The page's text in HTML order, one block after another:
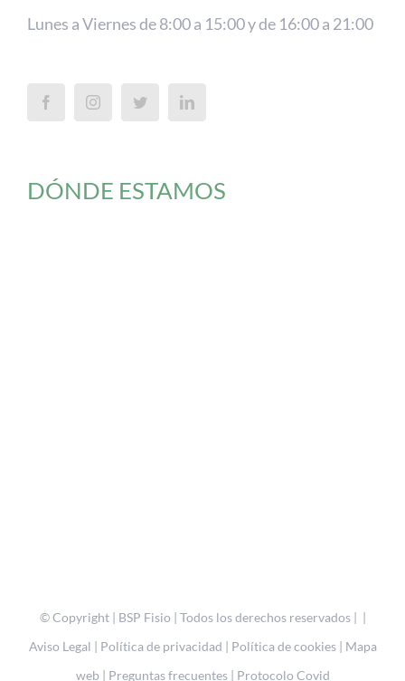
Lunes a Viernes de 8:00 a 15:00 y de 16:00 a 21:00
DÓNDE ESTAMOS
© Copyright | BSP Fisio | Todos los derechos reservados | |
Aviso Legal | Política de privacidad | Política de cookies| Mapa
web| Preguntas frecuentes| Protocolo Covid